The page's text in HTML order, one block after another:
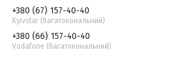
+380 (67) 157-40-40
Kyivstar (багатокональний)
+380 (66) 157-40-40
Vodafone (багатокональний)